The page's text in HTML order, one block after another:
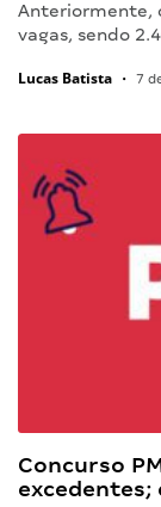
Anteriormente,
vagas, sendo
Lucas Batista • 7
Concurso
excedentes;